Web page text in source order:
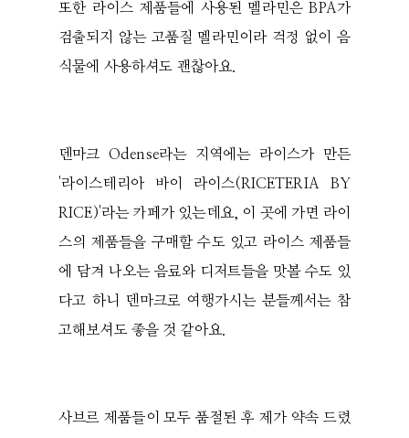
또한 라이스 제품들에 사용된 멜라민은 BPA가
검출되지 않는 고품질 멜라민이라 걱정 없이 음
식물에 사용하셔도 괜찮아요.
덴마크 Odense라는 지역에는 라이스가 만든
'라이스테리아 바이 라이스(RICETERIA BY
RICE)'라는 카페가 있는데요, 이 곳에 가면 라이
스의 제품들을 구매할 수도 있고 라이스 제품들
에 담겨 나오는 음료와 디저트들을 맛볼 수도 있
다고 하니 덴마크로 여행가시는 분들께서는 참
고해보셔도 좋을 것 같아요.
사브르 제품들이 모두 품절된 후 제가 약속 드렸